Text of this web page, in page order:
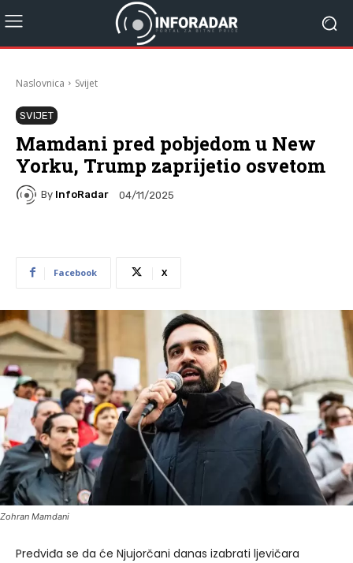
Naslovnica Svijet
SVIJET
Mamdani pred pobjedom u New
Yorku, Trump zaprijetio osvetom
By InfoRadar 04/11/2025
Facebook X
Zohran Mamdani
Predviđa se da će Njujorčani danas izabrati ljevičara